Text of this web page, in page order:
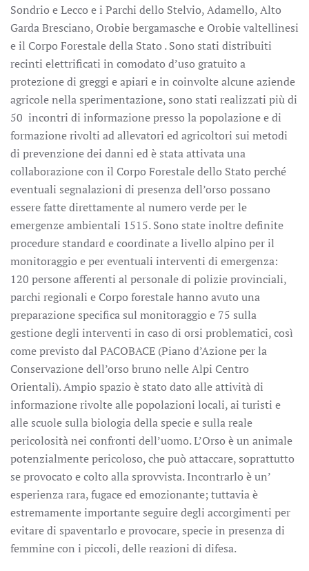
Sondrio e Lecco e i Parchi dello Stelvio, Adamello, Alto
Garda Bresciano, Orobie bergamasche e Orobie valtellinesi
e il Corpo Forestale della Stato . Sono stati distribuiti
recinti elettrificati in comodato d’uso gratuito a
protezione di greggi e apiari e in coinvolte alcune aziende
agricole nella sperimentazione, sono stati realizzati più di
50 incontri di informazione presso la popolazione e di
formazione rivolti ad allevatori ed agricoltori sui metodi
di prevenzione dei danni ed è stata attivata una
collaborazione con il Corpo Forestale dello Stato perché
eventuali segnalazioni di presenza dell’orso possano
essere fatte direttamente al numero verde per le
emergenze ambientali 1515. Sono state inoltre definite
procedure standard e coordinate a livello alpino per il
monitoraggio e per eventuali interventi di emergenza:
120 persone afferenti al personale di polizie provinciali,
parchi regionali e Corpo forestale hanno avuto una
preparazione specifica sul monitoraggio e 75 sulla
gestione degli interventi in caso di orsi problematici, così
come previsto dal PACOBACE (Piano d’Azione per la
Conservazione dell’orso bruno nelle Alpi Centro
Orientali). Ampio spazio è stato dato alle attività di
informazione rivolte alle popolazioni locali, ai turisti e
alle scuole sulla biologia della specie e sulla reale
pericolosità nei confronti dell’uomo. L’Orso è un animale
potenzialmente pericoloso, che può attaccare, soprattutto
se provocato e colto alla sprovvista. Incontrarlo è un’
esperienza rara, fugace ed emozionante; tuttavia è
estremamente importante seguire degli accorgimenti per
evitare di spaventarlo e provocare, specie in presenza di
femmine con i piccoli, delle reazioni di difesa.